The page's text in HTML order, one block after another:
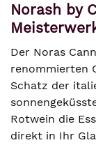
Norash by
Der Noras
renommierten
Schatz der
Rotwein die
direkt in Ihr